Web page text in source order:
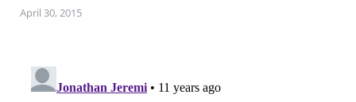
April 30, 2015